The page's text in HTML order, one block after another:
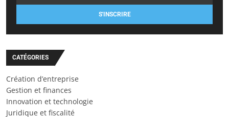
S'INSCRIRE
CATÉGORIES
Création d’entreprise
Gestion et finances
Innovation et technologie
Juridique et fiscalité